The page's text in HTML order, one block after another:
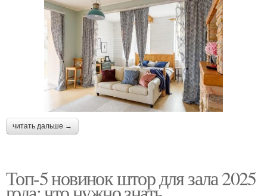
читать дальше →
Топ-5 новинок штор для зала 2025